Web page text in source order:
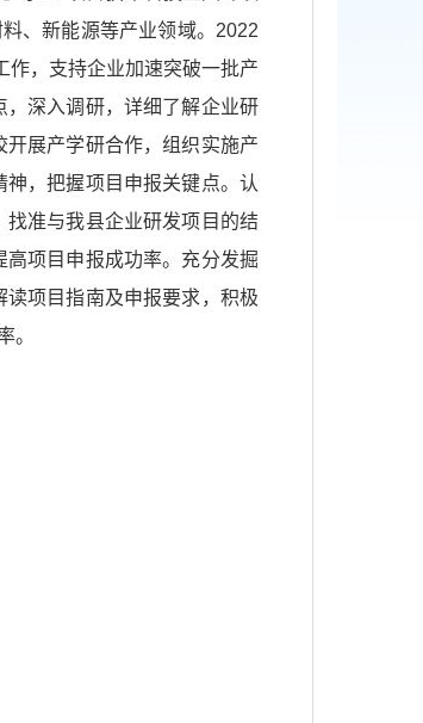
、新能源等产业领域。2022
作，支持企业加速突破一批产
深入调研，详细了解企业研
展产学研合作，组织实施产
神，把握项目申报关键点。认
准与我县企业研发项目的结
高项目申报成功率。充分发掘
项目指南及申报要求，积极
。